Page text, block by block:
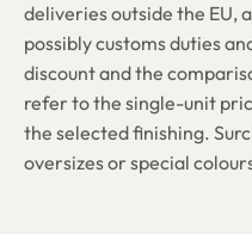
deliveries outside the EU,
possibly customs duties
discount and the
refer to the single-unit
the selected finishing.
oversizes or special